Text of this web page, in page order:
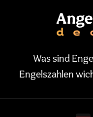
Was sind
Engelszahlen